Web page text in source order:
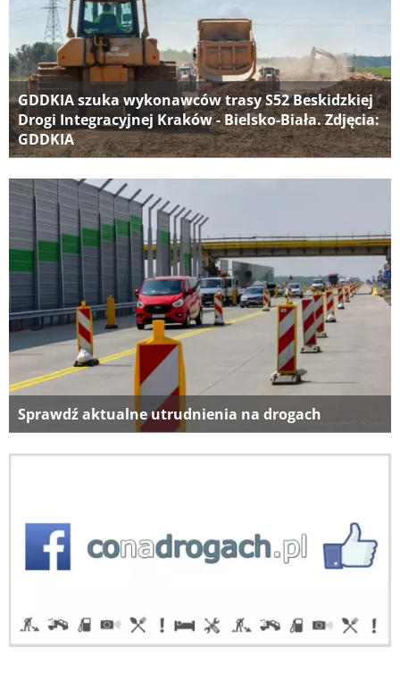
GDDKIA szuka wykonawców trasy S52 Beskidzkiej
Drogi Integracyjnej Kraków - Bielsko-Biała. Zdjęcia:
GDDKIA
Sprawdź aktualne utrudnienia na drogach